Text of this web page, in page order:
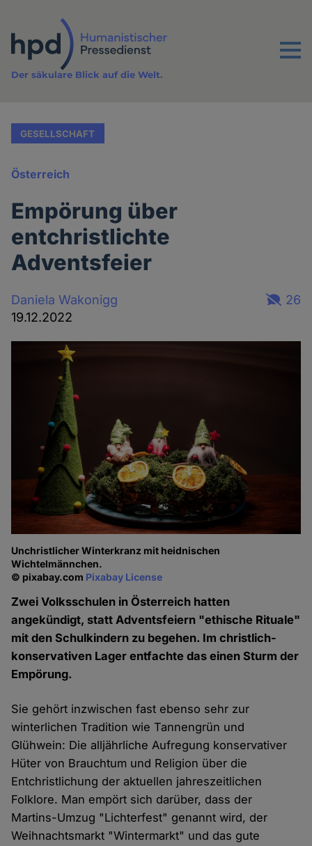
Inhalt
Menu
Der säkulare Blick auf die Welt.
GESELLSCHAFT
Österreich
Empörung über
entchristlichte
Adventsfeier
Daniela Wakonigg
19.12.2022
26
Unchristlicher Winterkranz mit heidnischen
Wichtelmännchen.
© pixabay.com Pixabay License
Zwei Volksschulen in Österreich hatten
angekündigt, statt Adventsfeiern "ethische Rituale"
mit den Schulkindern zu begehen. Im christlich-
konservativen Lager entfachte das einen Sturm der
Empörung.
Sie gehört inzwischen fast ebenso sehr zur
winterlichen Tradition wie Tannengrün und
Glühwein: Die alljährliche Aufregung konservativer
Hüter von Brauchtum und Religion über die
Entchristlichung der aktuellen jahreszeitlichen
Folklore. Man empört sich darüber, dass der
Martins-Umzug "Lichterfest" genannt wird, der
Weihnachtsmarkt "Wintermarkt" und das gute